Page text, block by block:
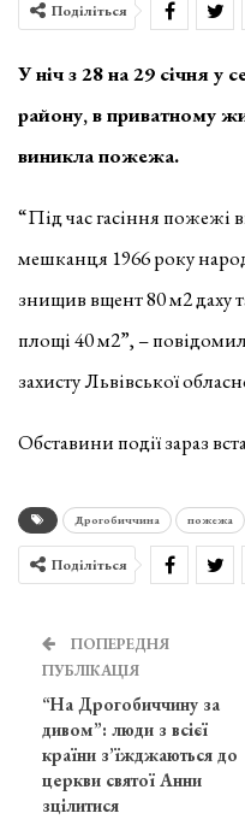
Поділіться
У ніч з 28 на 29 січня у
району, в приватному
виникла пожежа.
“Під час гасіння пожежі
мешканця 1966 року
знищив вщент 80 м2 даху
площі 40 м2”, –
захисту Львівської
Обставини події зараз
Дрогобиччина пожежа
Поділіться
ПОПЕРЕДНЯ
ПУБЛІКАЦІЯ
“На Дрогобиччину за
дивом”: люди з всієї
країни з’їжджаються до
церкви святої Анни
зцілитися